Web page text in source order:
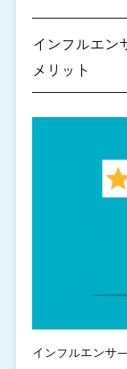
インフルエン
メリット
インフルエンサ